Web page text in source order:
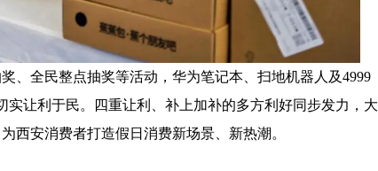
、全民整点抽奖等活动，华为笔记本、扫地机器人及4999
实让利于民。四重让利、补上加补的多方利好同步发力，大
西安消费者打造假日消费新场景、新热潮。